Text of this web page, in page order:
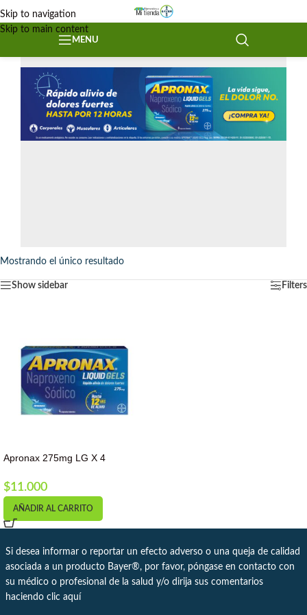
Skip to navigation
Skip to main content
MENU
Mostrando el único resultado
Show sidebar Filters
Apronax 275mg LG X 4
$11.000
AÑADIR AL CARRITO
Si desea informar o reportar un efecto adverso o una queja de calidad
asociada a un producto Bayer®, por favor, póngase en contacto con
su médico o profesional de la salud y/o dirija sus comentarios
haciendo clic aquí